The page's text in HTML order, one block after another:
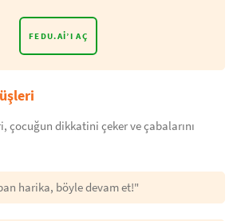
FEDU.AI’I AÇ
çocuğun dikkatini çeker ve çabalarını
harika, böyle devam et!"